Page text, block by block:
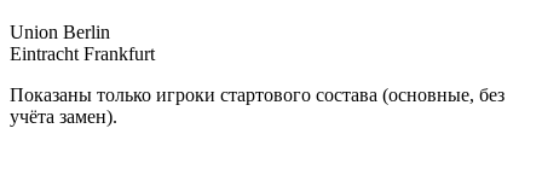
Union Berlin
Eintracht Frankfurt
Показаны только игроки стартового состава (основные, без
учёта замен).